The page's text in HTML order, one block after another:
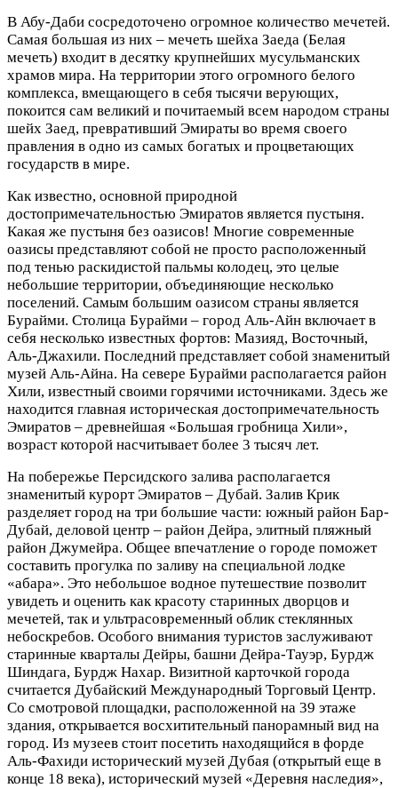
В Абу-Даби сосредоточено огромное количество мечетей.
Самая большая из них – мечеть шейха Заеда (Белая
мечеть) входит в десятку крупнейших мусульманских
храмов мира. На территории этого огромного белого
комплекса, вмещающего в себя тысячи верующих,
покоится сам великий и почитаемый всем народом страны
шейх Заед, превративший Эмираты во время своего
правления в одно из самых богатых и процветающих
государств в мире.
Как известно, основной природной
достопримечательностью Эмиратов является пустыня.
Какая же пустыня без оазисов! Многие современные
оазисы представляют собой не просто расположенный
под тенью раскидистой пальмы колодец, это целые
небольшие территории, объединяющие несколько
поселений. Самым большим оазисом страны является
Бурайми. Столица Бурайми – город Аль-Айн включает в
себя несколько известных фортов: Мазияд, Восточный,
Аль-Джахили. Последний представляет собой знаменитый
музей Аль-Айна. На севере Бурайми располагается район
Хили, известный своими горячими источниками. Здесь же
находится главная историческая достопримечательность
Эмиратов – древнейшая «Большая гробница Хили»,
возраст которой насчитывает более 3 тысяч лет.
На побережье Персидского залива располагается
знаменитый курорт Эмиратов – Дубай. Залив Крик
разделяет город на три большие части: южный район Бар-
Дубай, деловой центр – район Дейра, элитный пляжный
район Джумейра. Общее впечатление о городе поможет
составить прогулка по заливу на специальной лодке
«абара». Это небольшое водное путешествие позволит
увидеть и оценить как красоту старинных дворцов и
мечетей, так и ультрасовременный облик стеклянных
небоскребов. Особого внимания туристов заслуживают
старинные кварталы Дейры, башни Дейра-Тауэр, Бурдж
Шиндага, Бурдж Нахар. Визитной карточкой города
считается Дубайский Международный Торговый Центр.
Со смотровой площадки, расположенной на 39 этаже
здания, открывается восхитительный панорамный вид на
город. Из музеев стоит посетить находящийся в форде
Аль-Фахиди исторический музей Дубая (открытый еще в
конце 18 века), исторический музей «Деревня наследия»,